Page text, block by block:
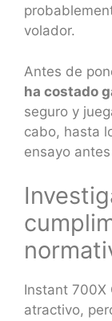
volador.
Antes de
ha costado
seguro y
cabo, hasta
ensayo
Instant 700X
atractivo,